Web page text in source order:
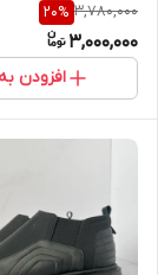
3,780,000
20%
3,000,000
افزودن